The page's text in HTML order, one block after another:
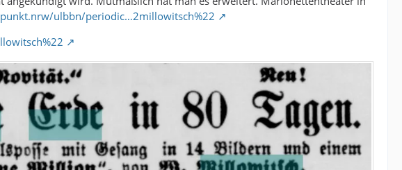
ulbbn/periodic…2millowitsch%22